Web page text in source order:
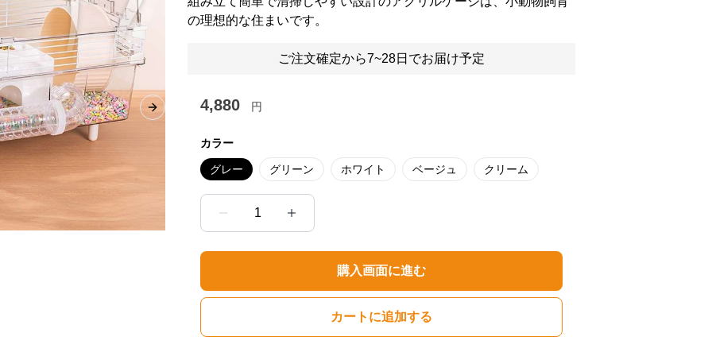
Next slide
の理想的な住まいです。
ご注文確定から7~28日でお届け予定
4,880 円
カラー
グレー グリーン ホワイト ベージュ クリーム
1
購入画面に進む
カートに追加する